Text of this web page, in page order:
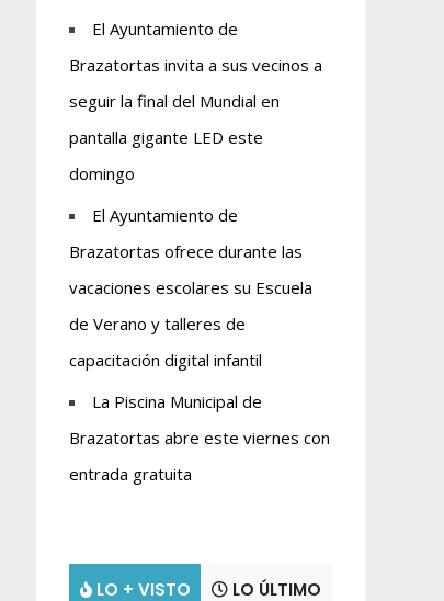
El Ayuntamiento de
Brazatortas invita a sus vecinos a
seguir la final del Mundial en
pantalla gigante LED este
domingo
El Ayuntamiento de
Brazatortas ofrece durante las
vacaciones escolares su Escuela
de Verano y talleres de
capacitación digital infantil
La Piscina Municipal de
Brazatortas abre este viernes con
entrada gratuita
LO + VISTO LO ÚLTIMO